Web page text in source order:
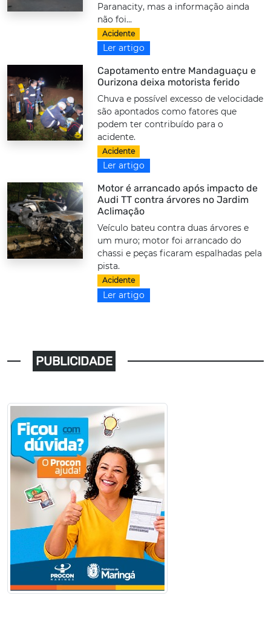
Paranacity, mas a informação ainda
não foi...
Acidente
Ler artigo
Capotamento entre Mandaguaçu e
Ourizona deixa motorista ferido
Chuva e possível excesso de velocidade
são apontados como fatores que
podem ter contribuído para o
acidente.
Acidente
Ler artigo
Motor é arrancado após impacto de
Audi TT contra árvores no Jardim
Aclimação
Veículo bateu contra duas árvores e
um muro; motor foi arrancado do
chassi e peças ficaram espalhadas pela
pista.
Acidente
Ler artigo
PUBLICIDADE